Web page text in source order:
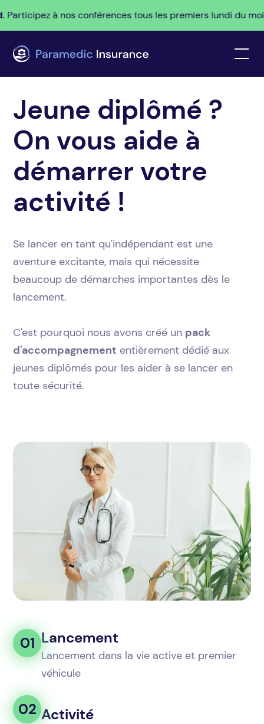
à nos conférences tous les premiers lundi du mois
Jeune diplômé ?
On vous aide à
démarrer votre
activité !
Se lancer en tant qu'indépendant est une
aventure excitante, mais qui nécessite
beaucoup de démarches importantes dès le
lancement.
C'est pourquoi nous avons créé un pack
d'accompagnement entièrement dédié aux
jeunes diplômés pour les aider à se lancer en
toute sécurité.
01
02
Lancement
Lancement dans la vie active et premier
véhicule
Activité